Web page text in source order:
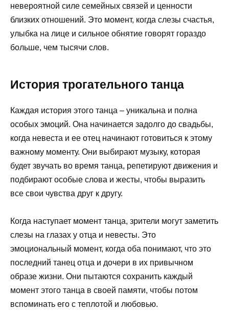
невероятной силе семейных связей и ценности
близких отношений. Это момент, когда слезы счастья,
улыбка на лице и сильное обнятие говорят гораздо
больше, чем тысячи слов.
История трогательного танца
Каждая история этого танца – уникальна и полна
особых эмоций. Она начинается задолго до свадьбы,
когда невеста и ее отец начинают готовиться к этому
важному моменту. Они выбирают музыку, которая
будет звучать во время танца, репетируют движения и
подбирают особые слова и жесты, чтобы выразить
все свои чувства друг к другу.
Когда наступает момент танца, зрители могут заметить
слезы на глазах у отца и невесты. Это
эмоциональный момент, когда оба понимают, что это
последний танец отца и дочери в их привычном
образе жизни. Они пытаются сохранить каждый
момент этого танца в своей памяти, чтобы потом
вспоминать его с теплотой и любовью.